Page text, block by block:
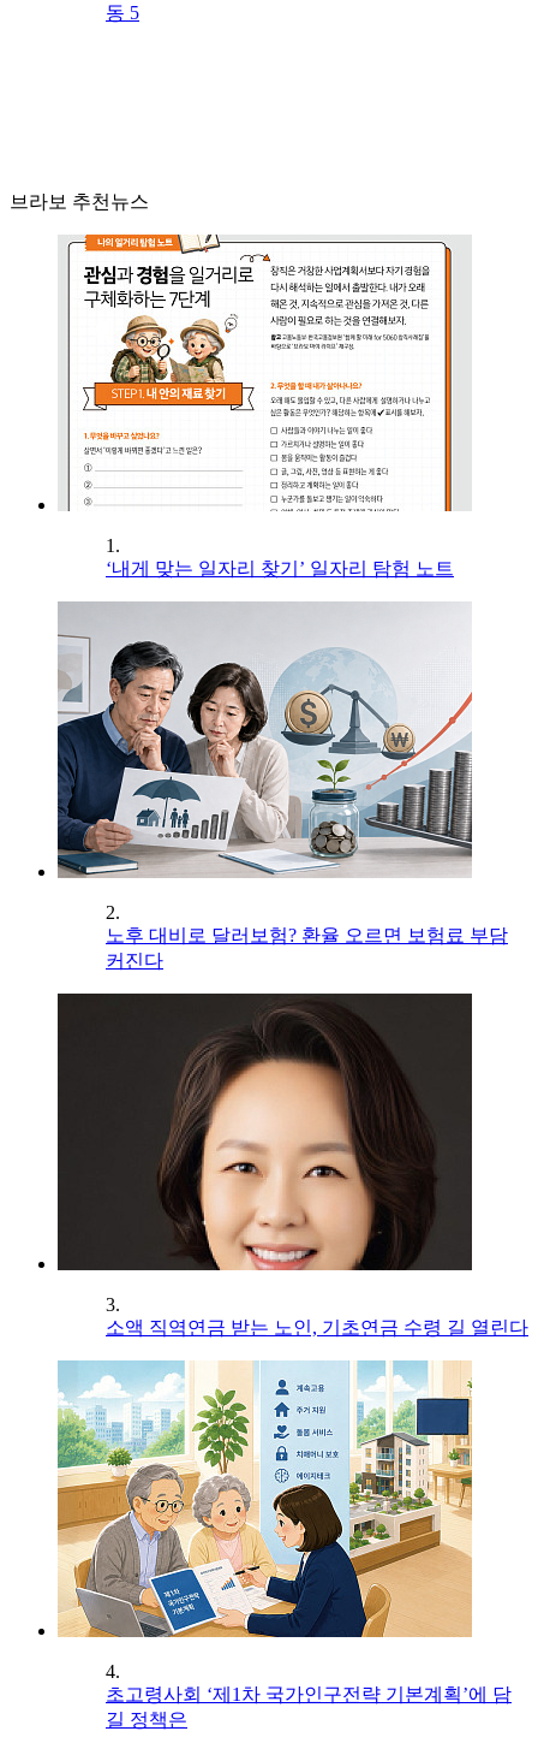
동 5
브라보 추천뉴스
1.
‘내게 맞는 일자리 찾기’ 일자리 탐험 노트
2.
노후 대비로 달러보험? 환율 오르면 보험료 부담
커진다
3.
소액 직역연금 받는 노인, 기초연금 수령 길 열린다
4.
초고령사회 ‘제1차 국가인구전략 기본계획’에 담
길 정책은